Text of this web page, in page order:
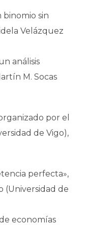
binomio sin
Velázquez
análisis
M. Socas
por el
de Vigo),
perfecta»,
(Universidad de
economías